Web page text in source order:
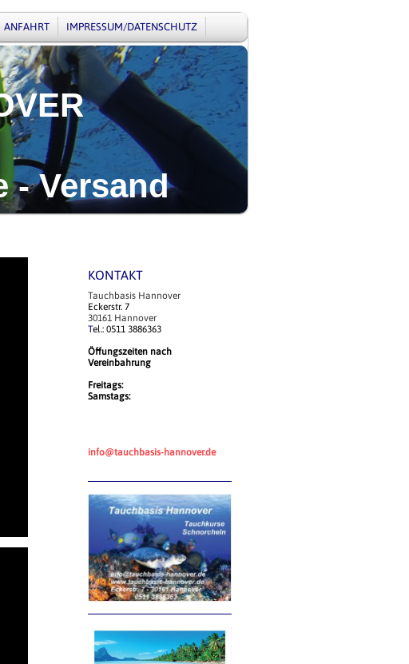
ANFAHRT IMPRESSUM/DATENSCHUTZ
Versand
KONTAKT
Tauchbasis Hannover
Eckerstr. 7
30161 Hannover
Tel.: 0511 3886363
Öffungszeiten nach
Vereinbahrung
Freitags:
Samstags:
info@tauchbasis-hannover.de